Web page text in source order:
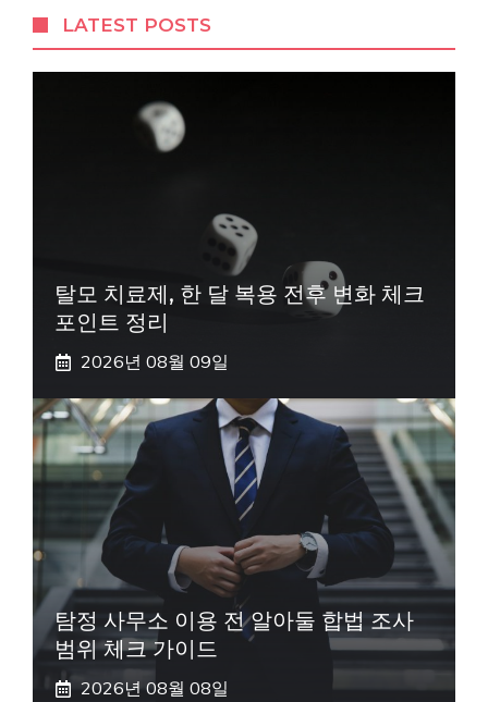
LATEST POSTS
탈모 치료제, 한 달 복용 전후 변화 체크
포인트 정리
2026년 08월 09일
탐정 사무소 이용 전 알아둘 합법 조사
범위 체크 가이드
2026년 08월 08일